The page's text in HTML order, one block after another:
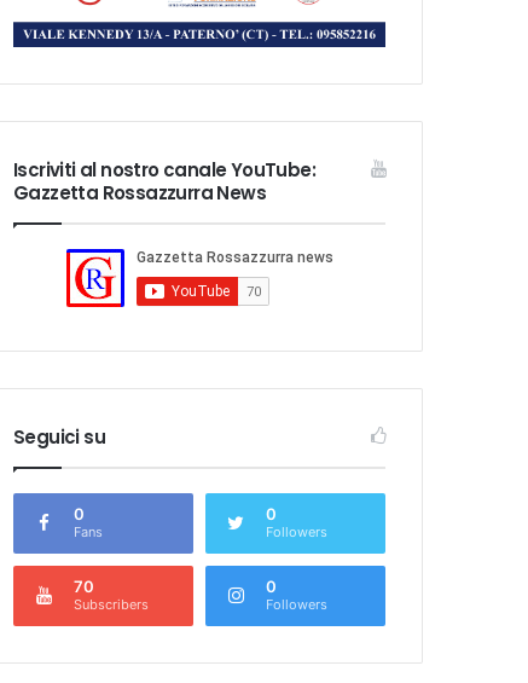
Iscriviti al nostro canale YouTube:
Gazzetta Rossazzurra News
Seguici su
0
Fans
0
Followers
70
Subscribers
0
Followers